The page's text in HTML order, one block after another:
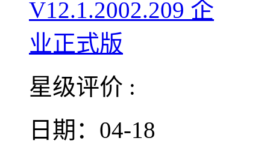
星级评价 :
日期：04-18